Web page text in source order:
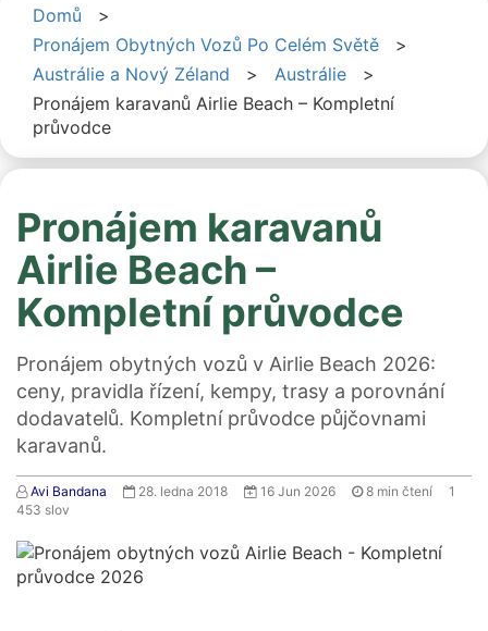
Domů
>
Pronájem Obytných Vozů Po Celém Světě
>
Austrálie a Nový Zéland
> Austrálie
>
Pronájem karavanů Airlie Beach – Kompletní
průvodce
Pronájem karavanů
Airlie Beach –
Kompletní průvodce
Pronájem obytných vozů v Airlie Beach 2026:
ceny, pravidla řízení, kempy, trasy a porovnání
dodavatelů. Kompletní průvodce půjčovnami
karavanů.
Avi Bandana 28. ledna 2018 16 Jun 2026 8 min čtení
1
453 slov